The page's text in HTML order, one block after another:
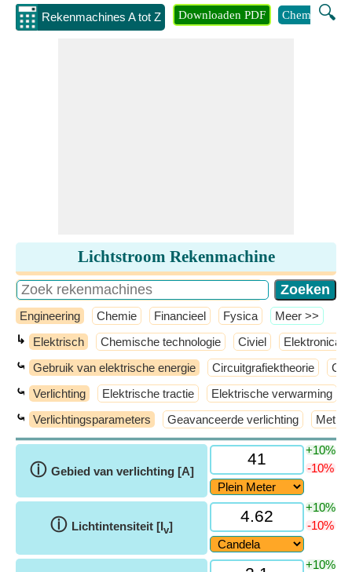
Rekenmachines A tot Z 🔍
Downloaden PDF Chemie
Lichtstroom Rekenmachine
Engineering Chemie Financieel Fysica ​Meer >>
↳ Elektrisch Chemische technologie Civiel Elektronica
⤿ Gebruik van elektrische energie Circuitgrafiektheorie
⤿ Verlichting Elektrische tractie Elektrische verwarming
⤿ Verlichtingsparameters Geavanceerde verlichting
ⓘ Gebied van verlichting [A]
+10%
-10%
ⓘ Lichtintensiteit [Iv]
+10%
-10%
+10%